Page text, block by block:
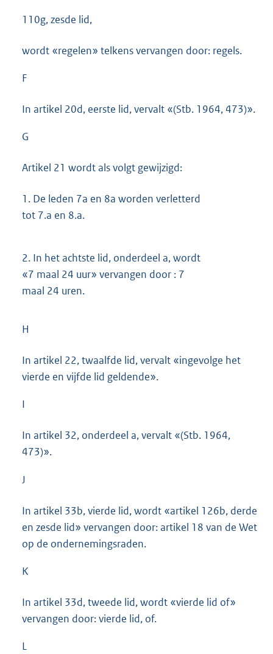
110g, zesde lid,
wordt «regelen» telkens vervangen door: regels.
F
In artikel 20d, eerste lid, vervalt «(Stb. 1964, 473)».
G
Artikel 21 wordt als volgt gewijzigd:
1. De leden 7a en 8a worden verletterd
tot 7.a en 8.a.
2. In het achtste lid, onderdeel a, wordt
«7 maal 24 uur» vervangen door : 7
maal 24 uren.
H
In artikel 22, twaalfde lid, vervalt «ingevolge het
vierde en vijfde lid geldende».
I
In artikel 32, onderdeel a, vervalt «(Stb. 1964,
473)».
J
In artikel 33b, vierde lid, wordt «artikel 126b, derde
en zesde lid» vervangen door: artikel 18 van de Wet
op de ondernemingsraden.
K
In artikel 33d, tweede lid, wordt «vierde lid of»
vervangen door: vierde lid, of.
L